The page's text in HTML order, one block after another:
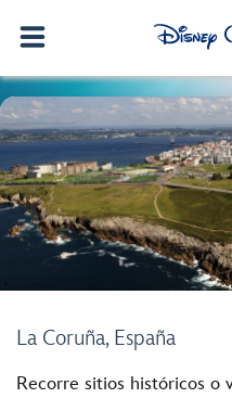
La Coruña, España
Recorre sitios históricos o